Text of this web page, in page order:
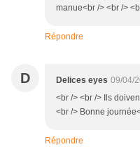
manue<br /> <br />
Répondre
D Delices eyes 09/04/
<br /> <br /> Ils
<br /> Bonne
Répondre